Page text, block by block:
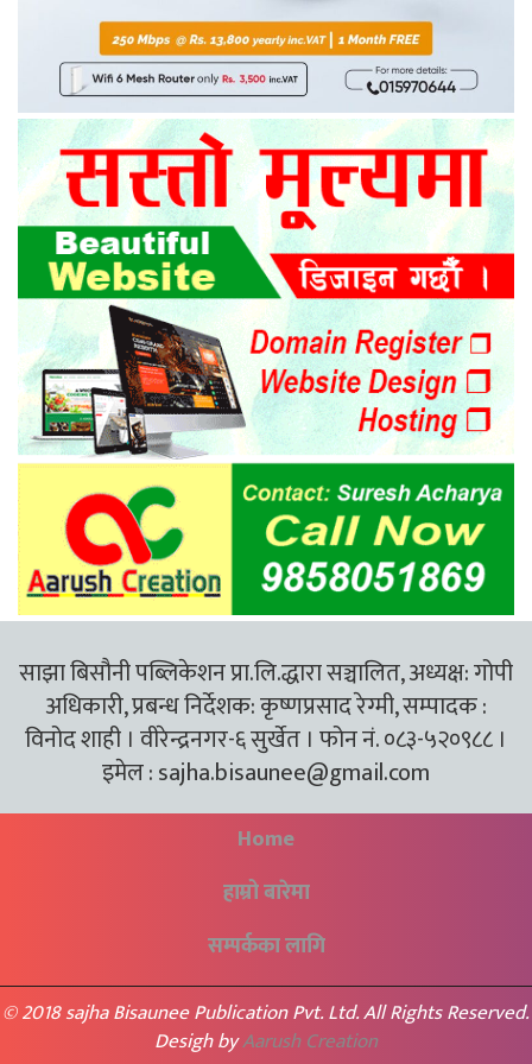
साझा बिसौनी पब्लिकेशन प्रा.लि.द्धारा सञ्चालित, अध्यक्ष: गोपी
अधिकारी, प्रबन्ध निर्देशक: कृष्णप्रसाद रेग्मी, सम्पादक :
विनोद शाही । वीरेन्द्रनगर-६ सुर्खेत । फोन नं. ०८३-५२०९८८ ।
इमेल :sajha.bisaunee@gmail.com
Home
हाम्रो बारेमा
सम्पर्कका लागि
© 2018 sajha Bisaunee Publication Pvt. Ltd. All Rights Reserved.
Desigh byAarush Creation